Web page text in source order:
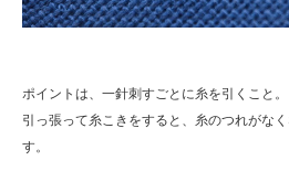
ポイントは、一針刺すごとに糸を引くこと
引っ張って糸こきをすると、糸のつれがな
す。